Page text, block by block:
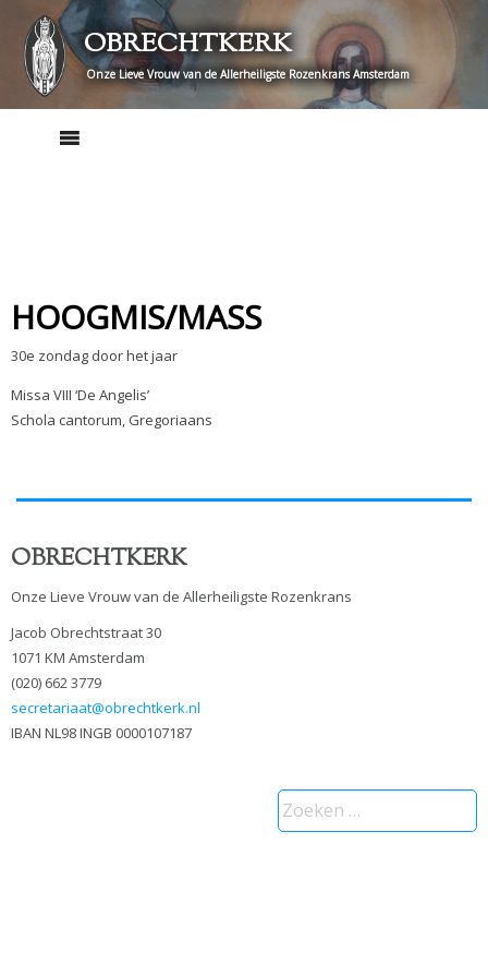
content
OBRECHTKERK
Onze Lieve Vrouw van de Allerheiligste Rozenkrans Amsterdam
HOOGMIS/MASS
30e zondag door het jaar
Missa VIII ‘De Angelis’
Schola cantorum, Gregoriaans
OBRECHTKERK
Onze Lieve Vrouw van de Allerheiligste Rozenkrans
Jacob Obrechtstraat 30
1071 KM Amsterdam
(020) 662 3779
secretariaat@obrechtkerk.nl
IBAN NL98 INGB 0000107187
Zoeken
naar: